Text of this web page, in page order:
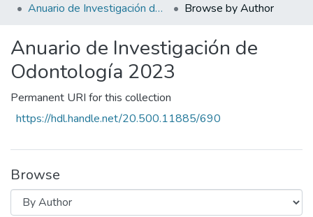
Anuario de Investigación de Odontología 2023
Browse by Author
Anuario de Investigación de
Odontología 2023
Permanent URI for this collection
https://hdl.handle.net/20.500.11885/690
Browse